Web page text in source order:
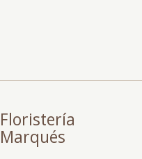
Floristería
Marqués